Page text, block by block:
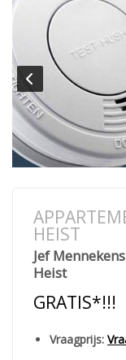
HEIST
Jef
Heist
GRATIS*!!!
Vraagprijs: